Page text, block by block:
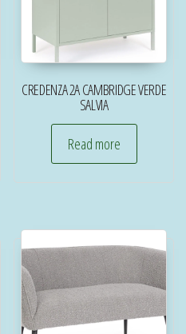
CREDENZA 2A CAMBRIDGE VERDE
SALVIA
Read more